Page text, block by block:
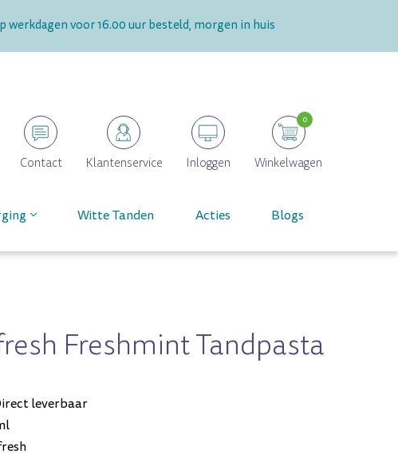
werkdagen voor 16.00 uur besteld, morgen in huis
Contact Klantenservice Inloggen Winkelwagen
0
Witte Tanden Acties Blogs
Freshmint Tandpasta
leverbaar